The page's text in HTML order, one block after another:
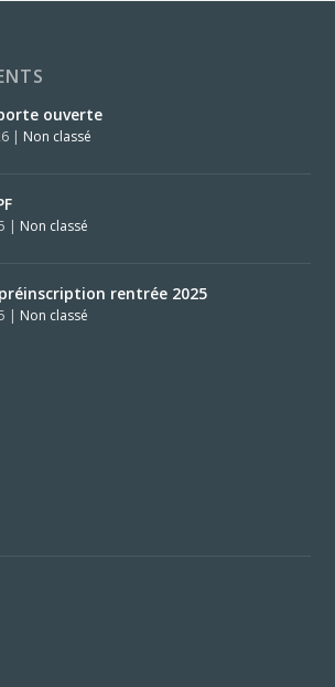
ouverte
| Non classé
| Non classé
rentrée 2025
| Non classé